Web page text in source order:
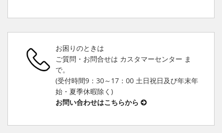
お困りのときは
ご質問・お問合せは カスタマーセンター ま
で。
(受付時間9：30～17：00 土日祝日及び年末年
始・夏季休暇除く)
お問い合わせはこちらから